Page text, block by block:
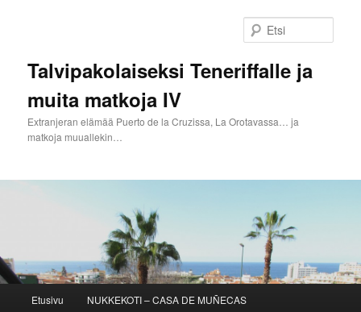
Talvipakolaiseksi Teneriffalle ja
muita matkoja IV
Extranjeran elämää Puerto de la Cruzissa, La Orotavassa… ja
matkoja muuallekin…
Etusivu NUKKEKOTI – CASA DE MUÑECAS